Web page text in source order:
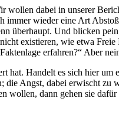
dabei in unserer
immer wieder eine Art
überhaupt. Und blicken
existieren, wie etwa
erfahren?“ Aber
Handelt es sich hier um
Angst, dabei erwischt zu
wollen, dann gehen sie